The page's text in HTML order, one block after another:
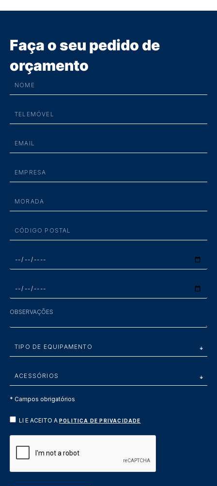
Faça o seu pedido de
orçamento
* Campos obrigatórios
LI E ACEITO A POLITICA DE PRIVACIDADE